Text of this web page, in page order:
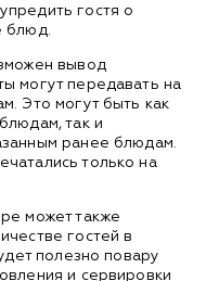
гостя о
блюд.
вывод
могут передавать на
Это могут быть как
так и
ранее блюдам.
только на
может также
гостей в
полезно повару
и сервировки